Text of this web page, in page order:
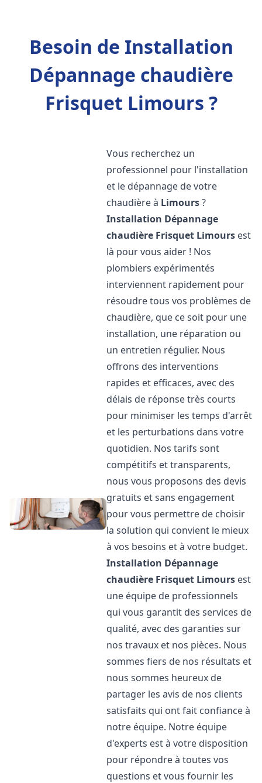
Besoin de Installation
Dépannage chaudière
Frisquet Limours ?
Vous recherchez un
professionnel pour l'installation
et le dépannage de votre
chaudière à Limours?
Installation Dépannage
chaudière Frisquet Limours est
là pour vous aider ! Nos
plombiers expérimentés
interviennent rapidement pour
résoudre tous vos problèmes de
chaudière, que ce soit pour une
installation, une réparation ou
un entretien régulier. Nous
offrons des interventions
rapides et efficaces, avec des
délais de réponse très courts
pour minimiser les temps d'arrêt
et les perturbations dans votre
quotidien. Nos tarifs sont
compétitifs et transparents,
nous vous proposons des devis
gratuits et sans engagement
pour vous permettre de choisir
la solution qui convient le mieux
à vos besoins et à votre budget.
Installation Dépannage
chaudière Frisquet Limours est
une équipe de professionnels
qui vous garantit des services de
qualité, avec des garanties sur
nos travaux et nos pièces. Nous
sommes fiers de nos résultats et
nous sommes heureux de
partager les avis de nos clients
satisfaits qui ont fait confiance à
notre équipe. Notre équipe
d'experts est à votre disposition
pour répondre à toutes vos
questions et vous fournir les